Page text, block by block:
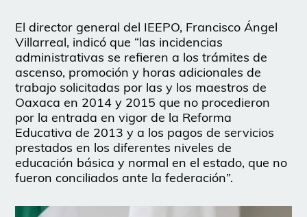
El director general del IEEPO, Francisco Ángel
Villarreal, indicó que “las incidencias
administrativas se refieren a los trámites de
ascenso, promoción y horas adicionales de
trabajo solicitadas por las y los maestros de
Oaxaca en 2014 y 2015 que no procedieron
por la entrada en vigor de la Reforma
Educativa de 2013 y a los pagos de servicios
prestados en los diferentes niveles de
educación básica y normal en el estado, que no
fueron conciliados ante la federación”.